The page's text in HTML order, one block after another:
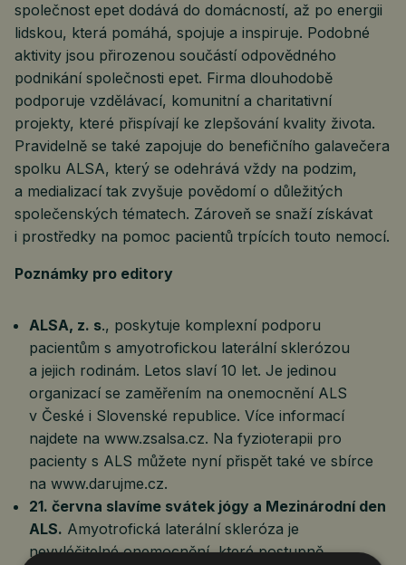
společnost epet dodává do domácností, až po energii
lidskou, která pomáhá, spojuje a inspiruje. Podobné
aktivity jsou přirozenou součástí odpovědného
podnikání společnosti epet. Firma dlouhodobě
podporuje vzdělávací, komunitní a charitativní
projekty, které přispívají ke zlepšování kvality života.
Pravidelně se také zapojuje do benefičního galavečera
spolku ALSA, který se odehrává vždy na podzim,
a medializací tak zvyšuje povědomí o důležitých
společenských tématech. Zároveň se snaží získávat
i prostředky na pomoc pacientů trpících touto nemocí.
Poznámky pro editory
ALSA, z. s., poskytuje komplexní podporu
pacientům s amyotrofickou laterální sklerózou
a jejich rodinám. Letos slaví 10 let. Je jedinou
organizací se zaměřením na onemocnění ALS
v České i Slovenské republice. Více informací
najdete na www.zsalsa.cz. Na fyzioterapii pro
pacienty s ALS můžete nyní přispět také ve sbírce
na www.darujme.cz.
21. června slavíme svátek jógy a Mezinárodní den
ALS. Amyotrofická laterální skleróza je
nevyléčitelné onemocnění, které postupně